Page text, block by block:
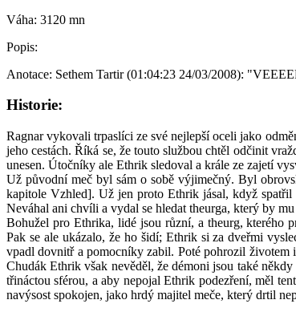
Váha: 3120 mn
Popis:
Anotace: Sethem Tartir (01:04:23 24/03/2008):
Historie:
Ragnar vykovali trpaslíci ze své nejlepší oceli jako
jeho cestách. Říká se, že touto službou chtěl odčinit
unesen. Útočníky ale Ethrik sledoval a krále ze zajetí
Už původní meč byl sám o sobě výjimečný. Byl
kapitole Vzhled]. Už jen proto Ethrik jásal, když spatřil
Neváhal ani chvíli a vydal se hledat theurga, který by
Bohužel pro Ethrika, lidé jsou různí, a theurg, kterého
Pak se ale ukázalo, že ho šidí; Ethrik si za dveřmi
vpadl dovnitř a pomocníky zabil. Poté pohrozil životem
Chudák Ethrik však nevěděl, že démoni jsou také
třináctou sférou, a aby nepojal Ethrik podezření, měl
navýsost spokojen, jako hrdý majitel meče, který drtil